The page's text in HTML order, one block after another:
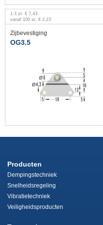
1 -3 st. € 7,43
vanaf 100 st. € 2,23
Zijbevestiging
OG3.5
Producten
Dempingstechniek
Snelheidsregeling
Vibratietechniek
Veiligheidsproducten